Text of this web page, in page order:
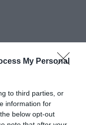
My Personal
to third parties, or
information for
below opt-out
de 2025 a cargo de